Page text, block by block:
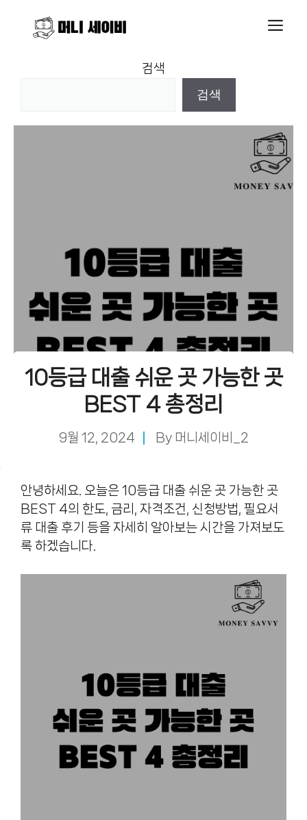
검색
검색
10등급 대출 쉬운 곳 가능한 곳
BEST 4 총정리
9월 12, 2024 By 머니세이비_2
안녕하세요. 오늘은 10등급 대출 쉬운 곳 가능한 곳
BEST 4의 한도, 금리, 자격조건, 신청방법, 필요서
류 대출 후기 등을 자세히 알아보는 시간을 가져보도
록 하겠습니다.